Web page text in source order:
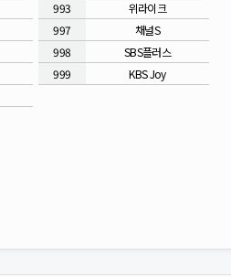
993
위라이크
997
채널S
998
SBS플러스
999
KBS Joy